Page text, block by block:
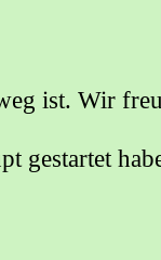
ist. Wir
gestartet